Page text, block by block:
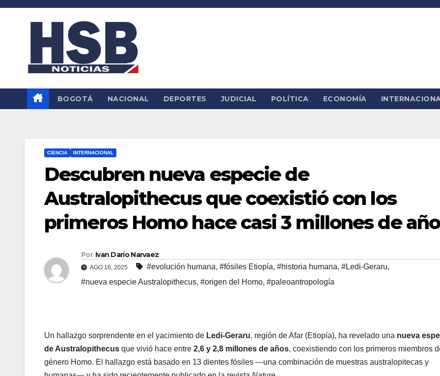
Saltar
BOGOTÁ NACIONAL DEPORTES JUDICIAL POLÍTICA ECONOMÍA
CIENCIA INTERNACIONAL
Descubren nueva especie de
Australopithecus que coexistió con los
primeros Homo hace casi 3 millones de
Por Ivan Darío Narvaez
AGO 16, 2025 #evolución humana, #fósiles Etiopía, #historia humana, #Ledi-Geraru,
#nueva especie Australopithecus, #origen del Homo, #paleoantropología
Un hallazgo sorprendente en el yacimiento de Ledi-Geraru, región de Afar (Etiopía), ha revelado una nueva
de Australopithecus que vivió hace entre 2,6 y 2,8 millones de años, coexistiendo con los primeros miembros
género Homo. El hallazgo está basado en 13 dientes fósiles —una combinación de muestras australopitecas y